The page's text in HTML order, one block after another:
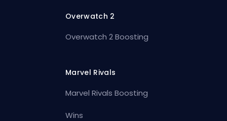
Overwatch 2
Overwatch 2 Boosting
Marvel Rivals
Marvel Rivals Boosting
Wins